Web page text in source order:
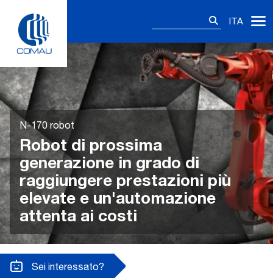
content
ITA
N-170 robot
Robot di prossima
generazione in grado di
raggiungere prestazioni più
elevate e un'automazione
attenta ai costi
Sei interessato?